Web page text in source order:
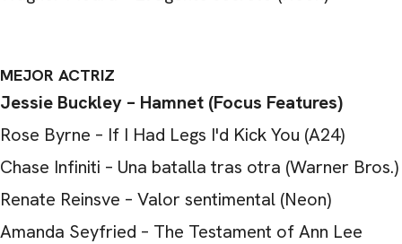
MEJOR ACTRIZ
Jessie Buckley – Hamnet (Focus Features)
Rose Byrne – If I Had Legs I'd Kick You (A24)
Chase Infiniti – Una batalla tras otra (Warner Bros.)
Renate Reinsve – Valor sentimental (Neon)
Amanda Seyfried – The Testament of Ann Lee